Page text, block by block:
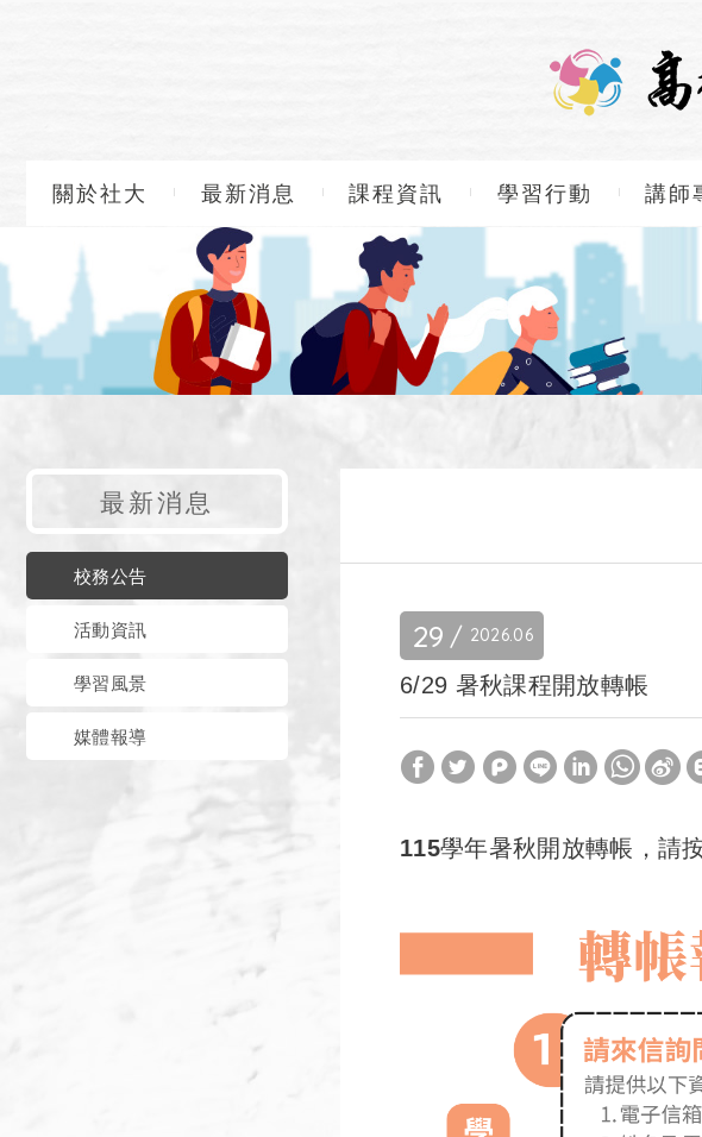
關於社大 最新消息 課程資訊 學習行動 講師
最新消息
校務公告
活動資訊
學習風景
媒體報導
29 06
2026
6/29 暑秋課程開放轉帳
115學年暑秋開放轉帳，請